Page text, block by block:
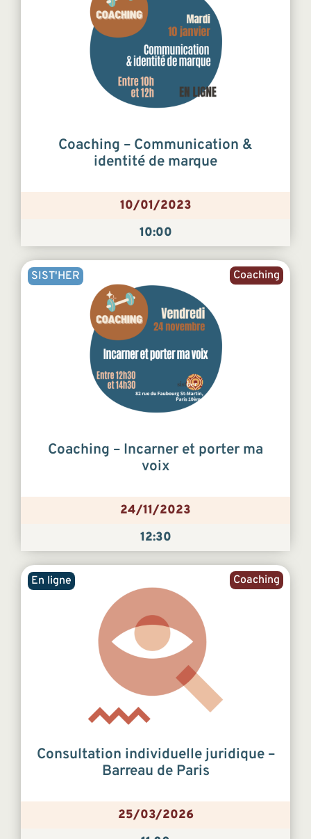
Coaching – Communication &
identité de marque
10/01/2023
10:00
Coaching
SIST'HER
Coaching – Incarner et porter ma
voix
24/11/2023
12:30
Coaching
En ligne
Consultation individuelle juridique –
Barreau de Paris
25/03/2026